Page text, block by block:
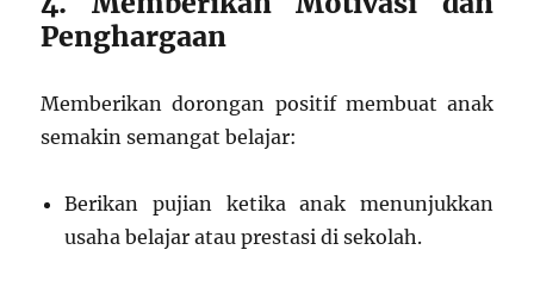
Penghargaan
Memberikan dorongan positif membuat anak
semakin semangat belajar:
Berikan pujian ketika anak menunjukkan
usaha belajar atau prestasi di sekolah.